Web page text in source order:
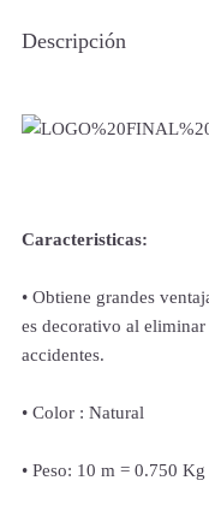
Descripción
Caracteristicas:
• Obtiene grandes
es decorativo al eliminar
accidentes.
• Color : Natural
• Peso: 10 m = 0.750 Kg